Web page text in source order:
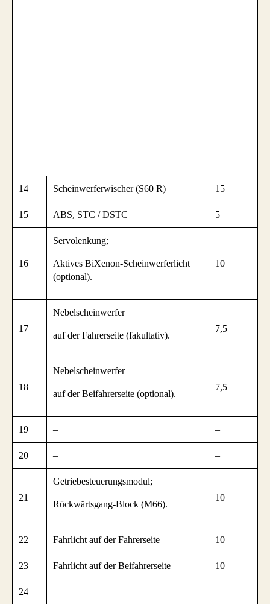
14 Scheinwerferwischer (S60 R) 15
15 ABS, STC / DSTC 5
16
Servolenkung;
Aktives BiXenon-Scheinwerferlicht
(optional).
10
17
Nebelscheinwerfer
auf der Fahrerseite (fakultativ).
7,5
18
Nebelscheinwerfer
auf der Beifahrerseite (optional).
7,5
19 – –
20 – –
21
Getriebesteuerungsmodul;
Rückwärtsgang-Block (M66).
10
22 Fahrlicht auf der Fahrerseite 10
23 Fahrlicht auf der Beifahrerseite 10
24 – –